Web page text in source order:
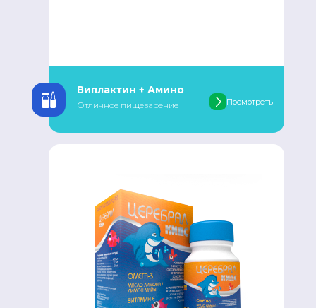
Виплактин + Амино
Отличное пищеварение Посмотреть